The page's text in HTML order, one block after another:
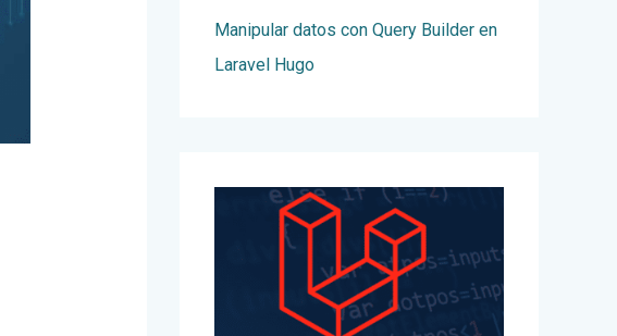
Manipular datos con Query Builder en
Laravel Hugo